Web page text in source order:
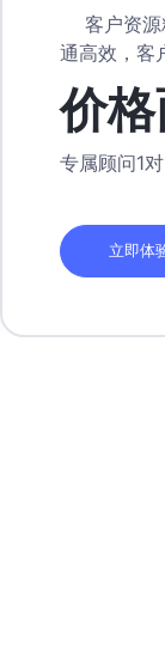
客户资
通高效，客
价
专属顾问1对
立即体